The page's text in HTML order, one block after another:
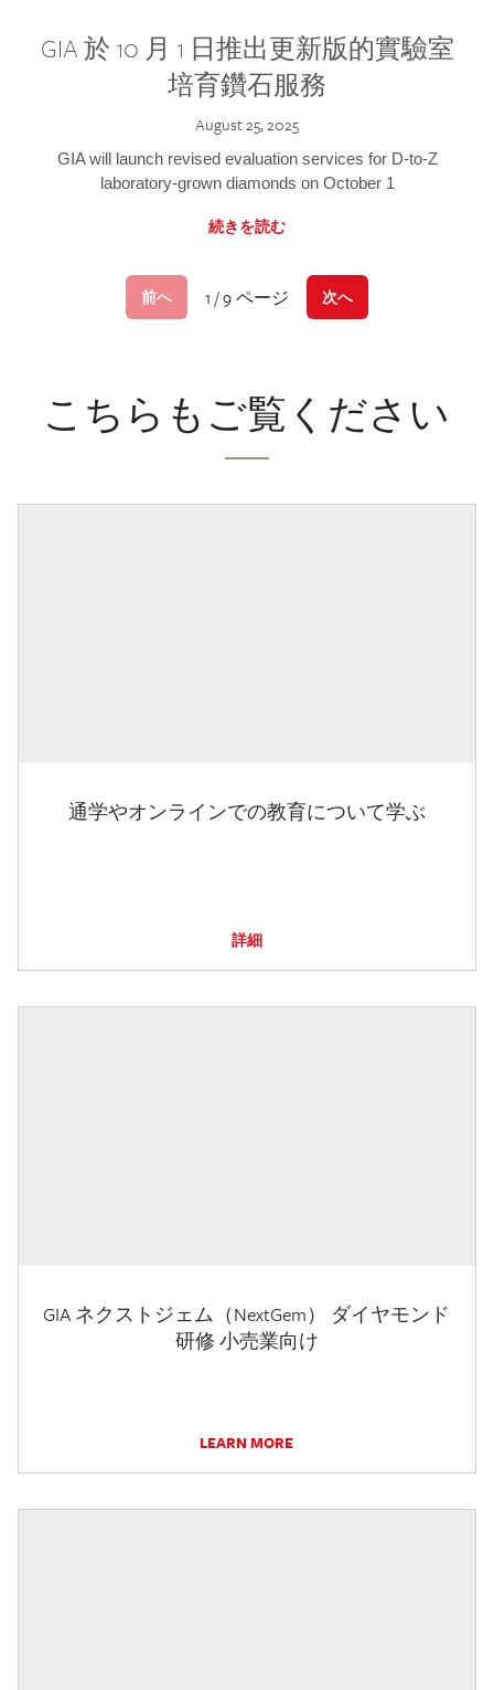
GIA 於 10 月 1 日推出更新版的實驗室
培育鑽石服務
August 25, 2025
GIA will launch revised evaluation services for D-to-Z
laboratory-grown diamonds on October 1
続きを読む
前へ 1 / 9 ページ 次へ
こちらもご覧ください
通学やオンラインでの教育について学ぶ
詳細
GIA ネクストジェム（NextGem） ダイヤモンド
研修 小売業向け
LEARN MORE